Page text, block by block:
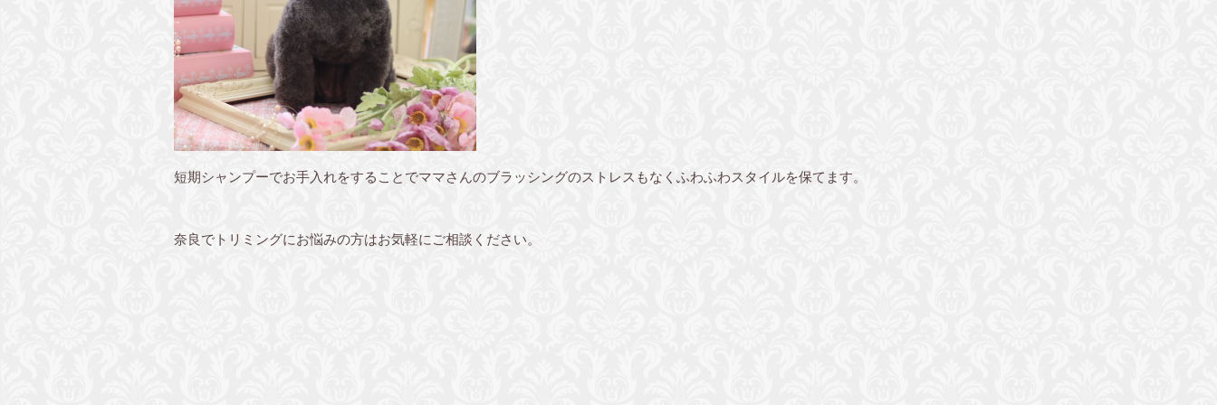
短期シャンプーでお手入れをすることでママさんのブラッシングのストレスもなくふわふわスタイルを保てます。
奈良でトリミングにお悩みの方はお気軽にご相談ください。